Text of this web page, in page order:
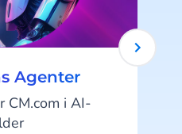
Agenter
CM.com i AI-